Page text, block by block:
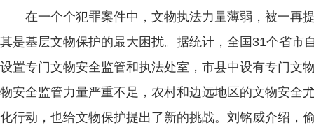
在一个个犯罪案件中，文物执法力量薄弱，被一再
其是基层文物保护的最大困扰。据统计，全国31个省市
设置专门文物安全监管和执法处室，市县中设有专门文
物安全监管力量严重不足，农村和边远地区的文物安全
化行动，也给文物保护提出了新的挑战。刘铭威介绍，